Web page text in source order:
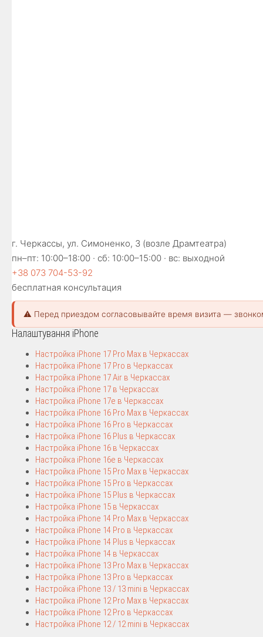
г. Черкассы, ул. Симоненко, 3 (возле Драмтеатра)
пн–пт: 10:00–18:00 · сб: 10:00–15:00 · вс: выходной
+38 073 704-53-92
бесплатная консультация
⚠️ Перед приездом согласовывайте время визита —
Налаштування iPhone
Настройка iPhone 17 Pro Max в Черкассах
Настройка iPhone 17 Pro в Черкассах
Настройка iPhone 17 Air в Черкассах
Настройка iPhone 17 в Черкассах
Настройка iPhone 17e в Черкассах
Настройка iPhone 16 Pro Max в Черкассах
Настройка iPhone 16 Pro в Черкассах
Настройка iPhone 16 Plus в Черкассах
Настройка iPhone 16 в Черкассах
Настройка iPhone 16e в Черкассах
Настройка iPhone 15 Pro Max в Черкассах
Настройка iPhone 15 Pro в Черкассах
Настройка iPhone 15 Plus в Черкассах
Настройка iPhone 15 в Черкассах
Настройка iPhone 14 Pro Max в Черкассах
Настройка iPhone 14 Pro в Черкассах
Настройка iPhone 14 Plus в Черкассах
Настройка iPhone 14 в Черкассах
Настройка iPhone 13 Pro Max в Черкассах
Настройка iPhone 13 Pro в Черкассах
Настройка iPhone 13 / 13 mini в Черкассах
Настройка iPhone 12 Pro Max в Черкассах
Настройка iPhone 12 Pro в Черкассах
Настройка iPhone 12 / 12 mini в Черкассах